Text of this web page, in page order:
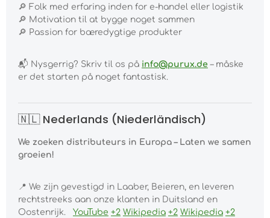
🔎 Folk med erfaring inden for e-handel eller logistik
🔎 Motivation til at bygge noget sammen
🔎 Passion for bæredygtige produkter
📬 Nysgerrig? Skriv til os på info@purux.de – måske
er det starten på noget fantastisk.
🇳🇱 Nederlands (Niederländisch)
We zoeken distributeurs in Europa – Laten we samen
groeien!
📍 We zijn gevestigd in Laaber, Beieren, en leveren
rechtstreeks aan onze klanten in Duitsland en
Oostenrijk.
YouTube +2 Wikipedia +2 Wikipedia +2